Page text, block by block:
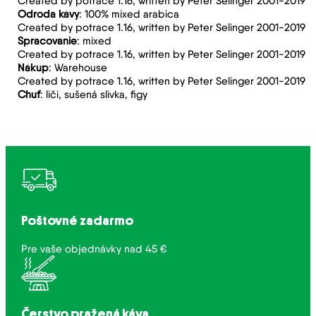
Odroda kávy: 100% mixed arabica
Created by potrace 1.16, written by Peter Selinger 2001-2019
Spracovanie: mixed
Created by potrace 1.16, written by Peter Selinger 2001-2019
Nákup: Warehouse
Created by potrace 1.16, written by Peter Selinger 2001-2019
Chuť: liči, sušená slivka, figy
Poštovné zadarmo
Pre vaše objednávky nad 45 €